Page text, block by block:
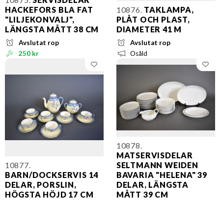
HACKEFORS BLA FAT
"LILJEKONVALJ",
LÄNGSTA MÅTT 38 CM
Avslutat rop
250 kr
10876. TAKLAMPA,
PLÅT OCH PLAST,
DIAMETER 41 M
Avslutat rop
Osåld
10877.
BARN/DOCKSERVIS 14
DELAR, PORSLIN,
HÖGSTA HÖJD 17 CM
10878.
MATSERVISDELAR
SELTMANN WEIDEN
BAVARIA "HELENA" 39
DELAR, LÄNGSTA
MÅTT 39 CM